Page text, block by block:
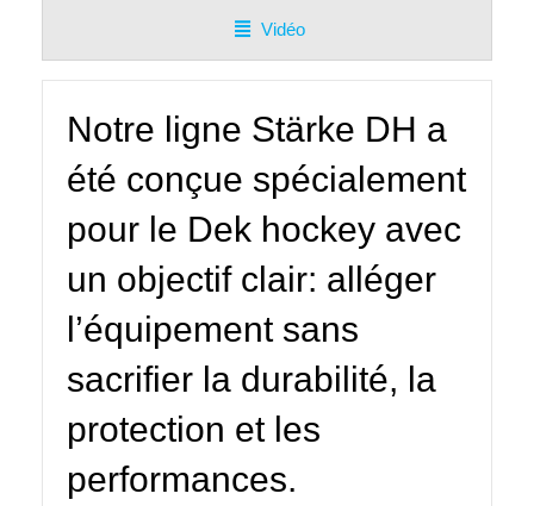
MESURE
Vidéo
Notre ligne Stärke DH a
été conçue spécialement
pour le Dek hockey avec
un objectif clair: alléger
l’équipement sans
sacrifier la durabilité, la
protection et les
performances.